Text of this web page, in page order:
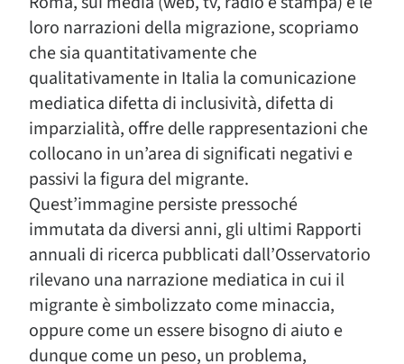
loro narrazioni della migrazione, scopriamo
che sia quantitativamente che
qualitativamente in Italia la comunicazione
mediatica difetta di inclusività, difetta di
imparzialità, offre delle rappresentazioni che
collocano in un’area di significati negativi e
passivi la figura del migrante.
Quest’immagine persiste pressoché
immutata da diversi anni, gli ultimi Rapporti
annuali di ricerca pubblicati dall’Osservatorio
rilevano una narrazione mediatica in cui il
migrante è simbolizzato come minaccia,
oppure come un essere bisogno di aiuto e
dunque come un peso, un problema,